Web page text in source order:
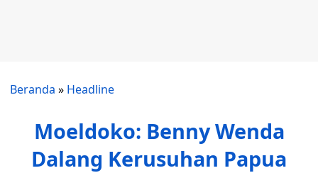
Beranda » Headline
Moeldoko: Benny Wenda
Dalang Kerusuhan Papua